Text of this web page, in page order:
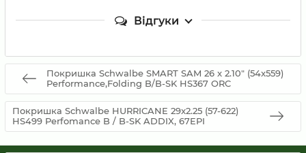
Відгуки
Покришка Schwalbe SMART SAM 26 x 2.10" (54x559)
Performance,Folding B/B-SK HS367 ORC
Покришка Schwalbe HURRICANE 29x2.25 (57-622)
HS499 Perfomance B / B-SK ADDIX, 67EPI